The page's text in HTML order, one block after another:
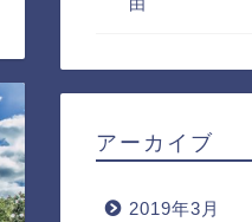
由
アーカイブ
2019年3月